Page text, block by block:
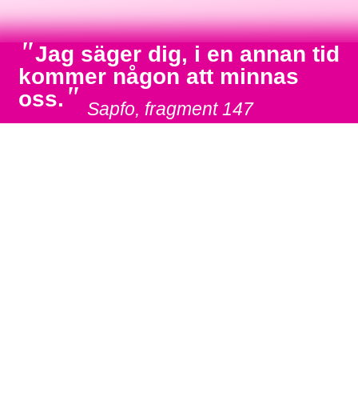
"Jag säger dig, i en annan tid
kommer någon att minnas
oss. " Sapfo, fragment 147